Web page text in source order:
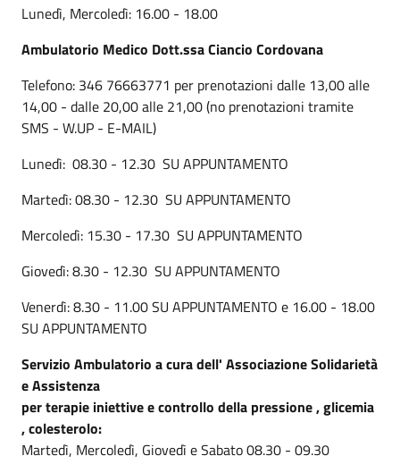
Lunedì, Mercoledì: 16.00 - 18.00
Ambulatorio Medico Dott.ssa Ciancio Cordovana
Telefono: 346 76663771 per prenotazioni dalle 13,00 alle
14,00 - dalle 20,00 alle 21,00 (no prenotazioni tramite
SMS - W.UP - E-MAIL)
Lunedì: 08.30 - 12.30 SU APPUNTAMENTO
Martedì: 08.30 - 12.30 SU APPUNTAMENTO
Mercoledì: 15.30 - 17.30 SU APPUNTAMENTO
Giovedì: 8.30 - 12.30 SU APPUNTAMENTO
Venerdì: 8.30 - 11.00 SU APPUNTAMENTO e 16.00 - 18.00
SU APPUNTAMENTO
Servizio Ambulatorio a cura dell' Associazione Solidarietà
e Assistenza
per terapie iniettive e controllo della pressione , glicemia
, colesterolo:
Martedì, Mercoledì, Giovedì e Sabato 08.30 - 09.30